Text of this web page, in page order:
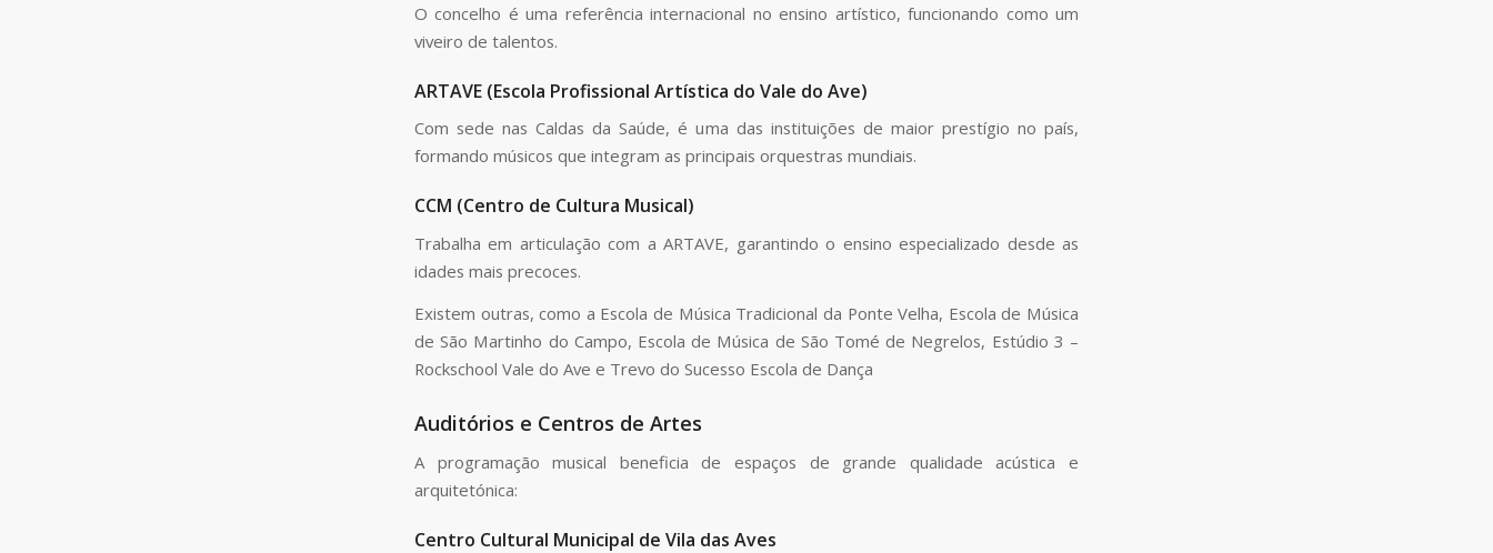
O concelho é uma referência internacional no ensino artístico, funcionando como um
viveiro de talentos.
ARTAVE (Escola Profissional Artística do Vale do Ave)
Com sede nas Caldas da Saúde, é uma das instituições de maior prestígio no país,
formando músicos que integram as principais orquestras mundiais.
CCM (Centro de Cultura Musical)
Trabalha em articulação com a ARTAVE, garantindo o ensino especializado desde as
idades mais precoces.
Existem outras, como a Escola de Música Tradicional da Ponte Velha, Escola de Música
de São Martinho do Campo, Escola de Música de São Tomé de Negrelos, Estúdio 3 –
Rockschool Vale do Ave e Trevo do Sucesso Escola de Dança
Auditórios e Centros de Artes
A programação musical beneficia de espaços de grande qualidade acústica e
arquitetónica:
Centro Cultural Municipal de Vila das Aves